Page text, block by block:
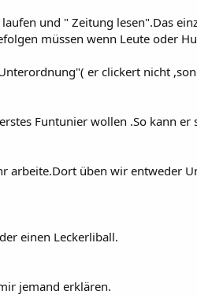
und " Zeitung lesen".Das
müssen wenn Leute oder
er clickert nicht
Funtunier wollen .So kann er
arbeite.Dort üben wir entweder
einen Leckerliball.
jemand erklären.